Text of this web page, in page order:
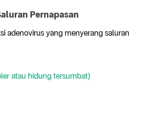
Pernapasan
adenovirus yang menyerang saluran
atau hidung tersumbat)